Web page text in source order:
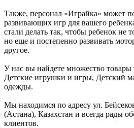
Также, персонал «Играйка» может
развивающих игр для вашего
стали делать так, чтобы ребенок не
но еще и постепенно развивать
другое.
У нас вы найдете множество товары
Детские игрушки и игры, Детский
одежды.
Мы находимся по адресу ул.
(Астана), Казахстан и всегда рады
клиентов.